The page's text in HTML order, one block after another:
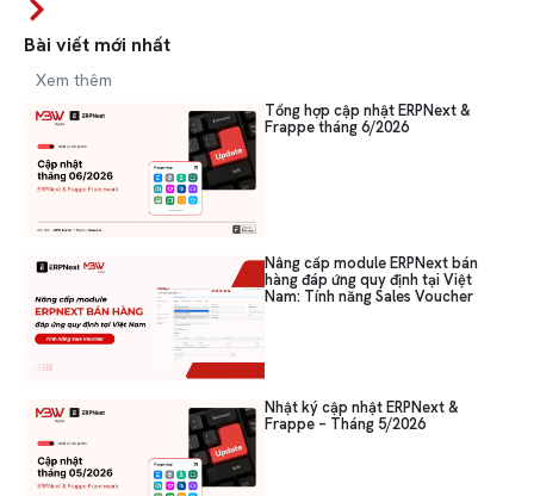
Bài viết mới nhất
Xem thêm
Tổng hợp cập nhật ERPNext &
Frappe tháng 6/2026
Nâng cấp module ERPNext bán
hàng đáp ứng quy định tại Việt
Nam: Tính năng Sales Voucher
Nhật ký cập nhật ERPNext &
Frappe – Tháng 5/2026